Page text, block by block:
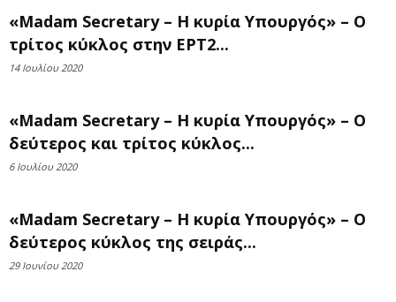
«Madam Secretary – Η κυρία Υπουργός» – Ο
τρίτος κύκλος στην ΕΡΤ2...
14 Ιουλίου 2020
«Madam Secretary – Η κυρία Υπουργός» – Ο
δεύτερος και τρίτος κύκλος...
6 Ιουλίου 2020
«Madam Secretary – Η κυρία Υπουργός» – O
δεύτερος κύκλος της σειράς...
29 Ιουνίου 2020